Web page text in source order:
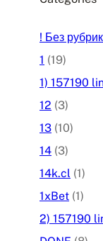
! Без
1 (19)
1) 157190
12 (3)
13 (10)
14 (3)
14k.cl (1)
1xBet (1)
2) 157190